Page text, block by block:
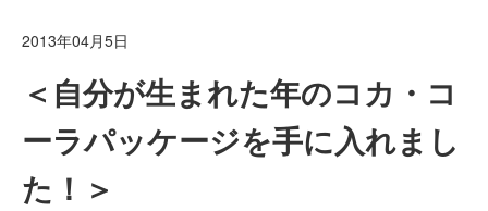
2013年04月5日
＜自分が生まれた年のコカ・コ
ーラパッケージを手に入れまし
た！＞